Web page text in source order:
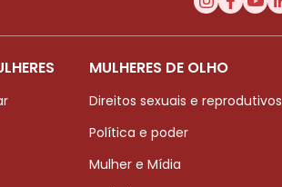
MULHERES DE OLHO
Direitos sexuais e reprodutivos
Política e poder
Mulher e Mídia